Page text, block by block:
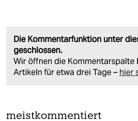
Die Kommentarfunktion unter
geschlossen.
Wir öffnen die Kommentarspalte
Artikeln für etwa drei Tage – hier
meistkommentiert